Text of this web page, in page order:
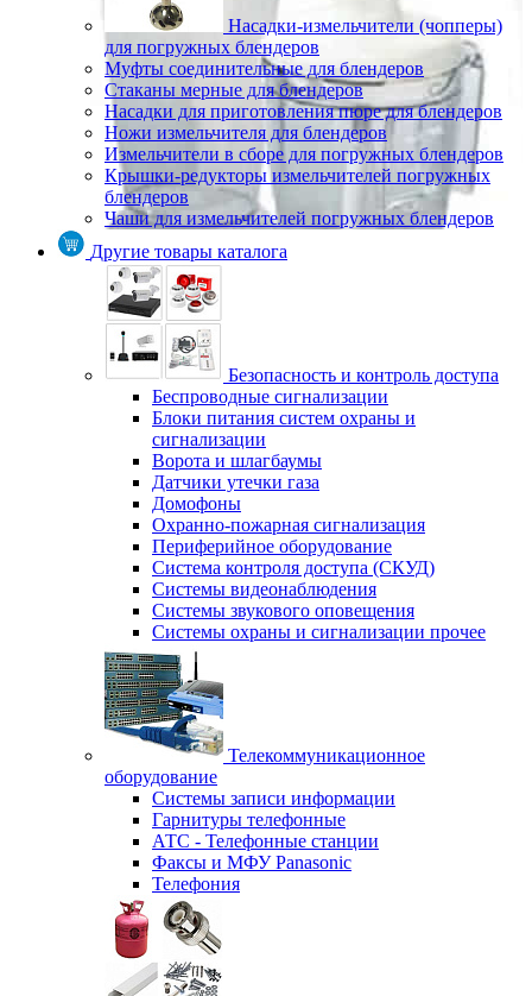
Насадки-измельчители (чопперы)
для погружных блендеров
Муфты соединительные для блендеров
Стаканы мерные для блендеров
Насадки для приготовления пюре для блендеров
Ножи измельчителя для блендеров
Измельчители в сборе для погружных блендеров
Крышки-редукторы измельчителей погружных
блендеров
Чаши для измельчителей погружных блендеров
Другие товары каталога
Безопасность и контроль доступа
Беспроводные сигнализации
Блоки питания систем охраны и
сигнализации
Ворота и шлагбаумы
Датчики утечки газа
Домофоны
Охранно-пожарная сигнализация
Периферийное оборудование
Система контроля доступа (СКУД)
Системы видеонаблюдения
Системы звукового оповещения
Системы охраны и сигнализации прочее
Телекоммуникационное
оборудование
Системы записи информации
Гарнитуры телефонные
АТС - Телефонные станции
Факсы и МФУ Panasonic
Телефония